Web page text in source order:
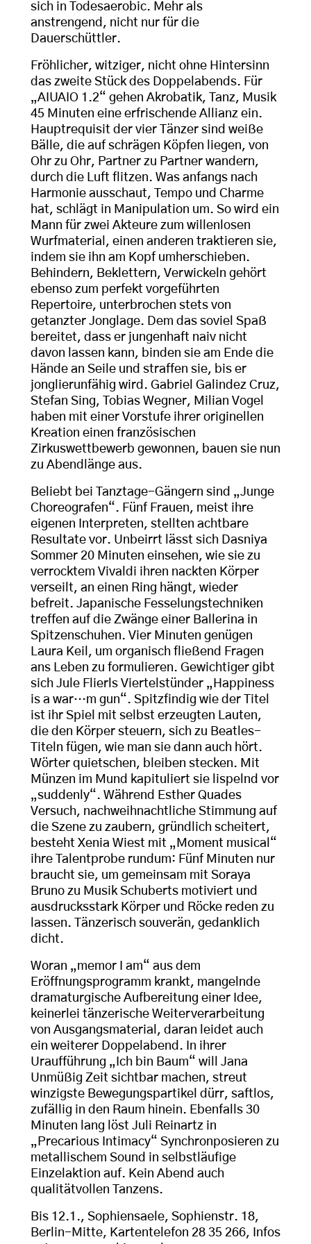
sich in Todesaerobic. Mehr als
anstrengend, nicht nur für die
Dauerschüttler.
Fröhlicher, witziger, nicht ohne Hintersinn
das zweite Stück des Doppelabends. Für
„AIUAIO 1.2“ gehen Akrobatik, Tanz, Musik
45 Minuten eine erfrischende Allianz ein.
Hauptrequisit der vier Tänzer sind weiße
Bälle, die auf schrägen Köpfen liegen, von
Ohr zu Ohr, Partner zu Partner wandern,
durch die Luft flitzen. Was anfangs nach
Harmonie ausschaut, Tempo und Charme
hat, schlägt in Manipulation um. So wird ein
Mann für zwei Akteure zum willenlosen
Wurfmaterial, einen anderen traktieren sie,
indem sie ihn am Kopf umherschieben.
Behindern, Beklettern, Verwickeln gehört
ebenso zum perfekt vorgeführten
Repertoire, unterbrochen stets von
getanzter Jonglage. Dem das soviel Spaß
bereitet, dass er jungenhaft naiv nicht
davon lassen kann, binden sie am Ende die
Hände an Seile und straffen sie, bis er
jonglierunfähig wird. Gabriel Galindez Cruz,
Stefan Sing, Tobias Wegner, Milian Vogel
haben mit einer Vorstufe ihrer originellen
Kreation einen französischen
Zirkuswettbewerb gewonnen, bauen sie nun
zu Abendlänge aus.
Beliebt bei Tanztage-Gängern sind „Junge
Choreografen“. Fünf Frauen, meist ihre
eigenen Interpreten, stellten achtbare
Resultate vor. Unbeirrt lässt sich Dasniya
Sommer 20 Minuten einsehen, wie sie zu
verrocktem Vivaldi ihren nackten Körper
verseilt, an einen Ring hängt, wieder
befreit. Japanische Fesselungstechniken
treffen auf die Zwänge einer Ballerina in
Spitzenschuhen. Vier Minuten genügen
Laura Keil, um organisch fließend Fragen
ans Leben zu formulieren. Gewichtiger gibt
sich Jule Flierls Viertelstünder „Happiness
is a war…m gun“. Spitzfindig wie der Titel
ist ihr Spiel mit selbst erzeugten Lauten,
die den Körper steuern, sich zu Beatles-
Titeln fügen, wie man sie dann auch hört.
Wörter quietschen, bleiben stecken. Mit
Münzen im Mund kapituliert sie lispelnd vor
„suddenly“. Während Esther Quades
Versuch, nachweihnachtliche Stimmung auf
die Szene zu zaubern, gründlich scheitert,
besteht Xenia Wiest mit „Moment musical“
ihre Talentprobe rundum: Fünf Minuten nur
braucht sie, um gemeinsam mit Soraya
Bruno zu Musik Schuberts motiviert und
ausdrucksstark Körper und Röcke reden zu
lassen. Tänzerisch souverän, gedanklich
dicht.
Woran „memor I am“ aus dem
Eröffnungsprogramm krankt, mangelnde
dramaturgische Aufbereitung einer Idee,
keinerlei tänzerische Weiterverarbeitung
von Ausgangsmaterial, daran leidet auch
ein weiterer Doppelabend. In ihrer
Uraufführung „Ich bin Baum“ will Jana
Unmüßig Zeit sichtbar machen, streut
winzigste Bewegungspartikel dürr, saftlos,
zufällig in den Raum hinein. Ebenfalls 30
Minuten lang löst Juli Reinartz in
„Precarious Intimacy“ Synchronposieren zu
metallischem Sound in selbstläufige
Einzelaktion auf. Kein Abend auch
qualitätvollen Tanzens.
Bis 12.1., Sophiensaele, Sophienstr. 18,
Berlin-Mitte, Kartentelefon 28 35 266, Infos